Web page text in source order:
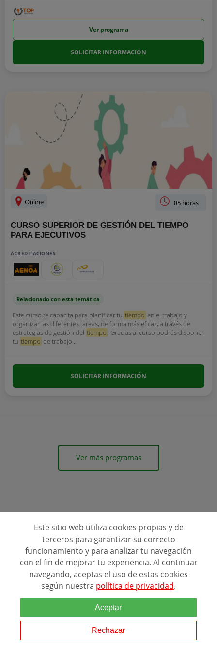
Ver programa
SOLICITAR INFORMACIÓN
Online 85 horas
CURSO SUPERIOR DE GESTIÓN DEL TIEMPO
PARA EJECUTIVOS
ACREDITACIONES
Relacionado con esta temática
Este curso te capacita para planificar tu tiempo en el trabajo y
organizar las diferentes tareas, de forma más eficaz, a través de
estrategias de gestión del tiempo . Gracias al curso podrás disponer
tu tiempo de trabajo...
SOLICITAR INFORMACIÓN
Ver más programas
Ranking Relacionado
Este sitio web utiliza cookies propias y de
terceros para garantizar su correcto
funcionamiento y para analizar tu navegación
con el fin de mejorar tu experiencia. Al continuar
navegando, aceptas el uso de estas cookies
según nuestra política de privacidad.
Aceptar
Rechazar